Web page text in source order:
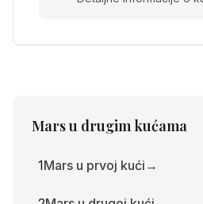
Marsu drugim kućama
1Mars u prvoj kući →